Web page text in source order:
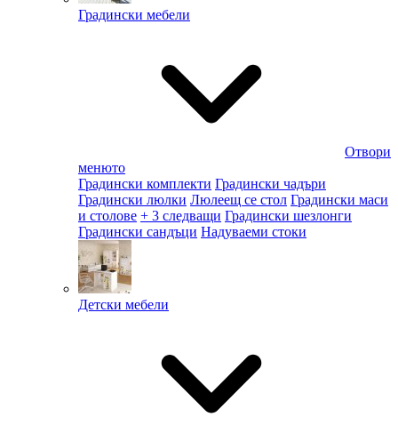
Градински мебели
Отвори
менюто
Градински комплекти Градински чадъри
Градински люлки Люлеещ се стол Градински маси
и столове + 3 следващи Градински шезлонги
Градински сандъци Надуваеми стоки
Детски мебели